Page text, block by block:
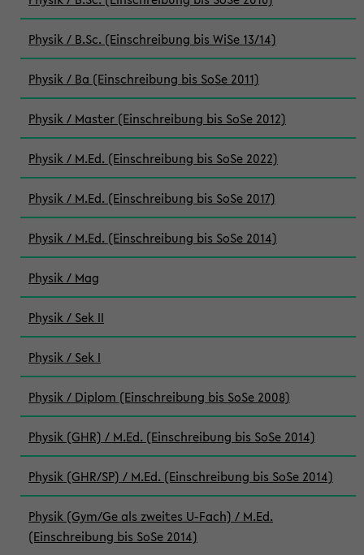
Physik / B.Sc. (Einschreibung bis WiSe 13/14)
Physik / Ba (Einschreibung bis SoSe 2011)
Physik / Master (Einschreibung bis SoSe 2012)
Physik / M.Ed. (Einschreibung bis SoSe 2022)
Physik / M.Ed. (Einschreibung bis SoSe 2017)
Physik / M.Ed. (Einschreibung bis SoSe 2014)
Physik / Mag
Physik / Sek II
Physik / Sek I
Physik / Diplom (Einschreibung bis SoSe 2008)
Physik (GHR) / M.Ed. (Einschreibung bis SoSe 2014)
Physik (GHR/SP) / M.Ed. (Einschreibung bis SoSe 2014)
Physik (Gym/Ge als zweites U-Fach) / M.Ed.
(Einschreibung bis SoSe 2014)